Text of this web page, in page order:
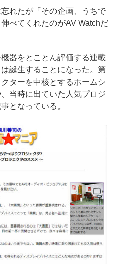
れたが「その企画、うちで
べてくれたのがAV Watchだ
器をとことん評価する連載
誕生することになった。第
ターを中核とするホームシ
当時に出ていた人気プロジ
となっている。